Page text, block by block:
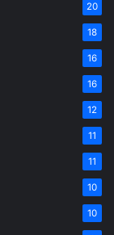
20
18
16
16
12
11
11
10
10